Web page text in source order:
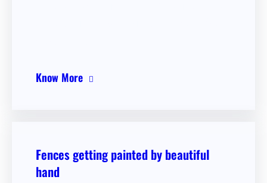
Know More
Fences getting painted by beautiful
hand